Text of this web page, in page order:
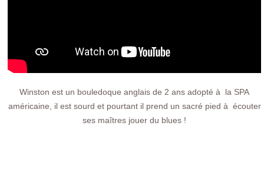
Winston est un bouledoque anglais de 2 ans adopté à la SPA
américaine, il est sourd et pourtant il prend un sacré pied à écouter
ses maîtres jouer du blues !